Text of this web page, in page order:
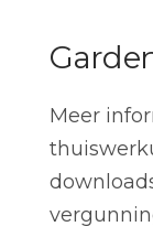
Meer